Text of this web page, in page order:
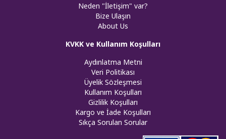
Neden "İletişim" var?
Bize Ulaşın
About Us
KVKK ve Kullanım Koşulları
Aydınlatma Metni
Veri Politikası
Üyelik Sözleşmesi
Kullanım Koşulları
Gizlilik Koşulları
Kargo ve İade Koşulları
Sıkça Sorulan Sorular